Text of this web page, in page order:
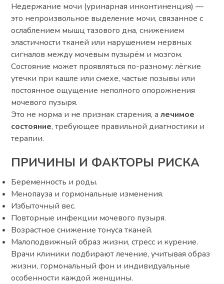
Недержание мочи (уринарная инконтиненция) —
это непроизвольное выделение мочи, связанное с
ослаблением мышц тазового дна, снижением
эластичности тканей или нарушением нервных
сигналов между мочевым пузырём и мозгом.
Состояние может проявляться по-разному: лёгкие
утечки при кашле или смехе, частые позывы или
постоянное ощущение неполного опорожнения
мочевого пузыря.
Это не норма и не признак старения, алечимое
состояние, требующее правильной диагностики и
терапии.
ПРИЧИНЫ И ФАКТОРЫ РИСКА
Беременность и роды.
Менопауза и гормональные изменения.
Избыточный вес.
Повторные инфекции мочевого пузыря.
Возрастное снижение тонуса тканей.
Малоподвижный образ жизни, стресс и курение.
Врачи клиники подбирают лечение, учитывая образ
жизни, гормональный фон и индивидуальные
особенности каждой женщины.